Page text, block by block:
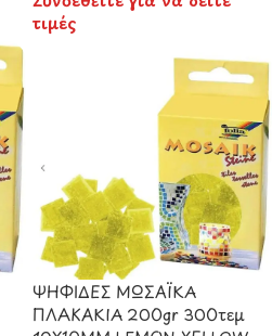
τιμές
ΨΗΦΙΔΕΣ ΜΩΣΑΪΚΑ
ΠΛΑΚΑΚΙΑ 200gr 300τεμ